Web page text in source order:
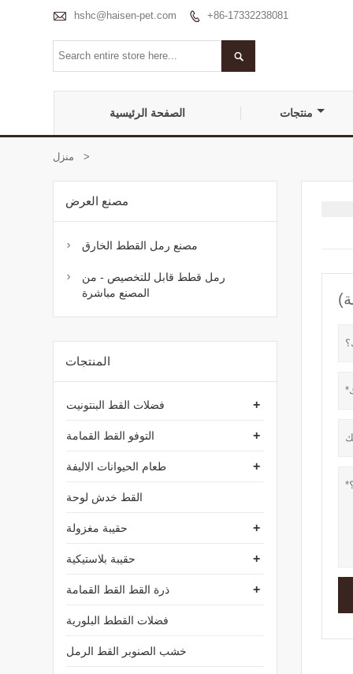
 hshc@haisen-pet.com  +86-17332238081

الصفحة الرئيسية منتجات
منزل >
مصنع العرض
 مصنع رمل القطط الخارق

رمل قطط قابل للتخصيص - من
المصنع مباشرة
المنتجات
+ فضلات القط البنتونيت
+ التوفو القط القمامة
+ طعام الحيوانات الاليفة
القط خدش لوحة
+ حقيبة مغزولة
+ حقيبة بلاستيكية
+ ذرة القط القط القمامة
فضلات القطط البلورية
خشب الصنوبر القط الرمل